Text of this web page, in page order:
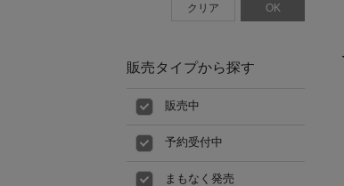
クリア OK
販売タイプから探す
販売中
予約受付中
まもなく発売